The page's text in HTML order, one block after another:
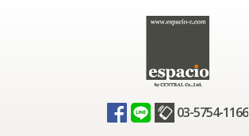
03-5754-1166